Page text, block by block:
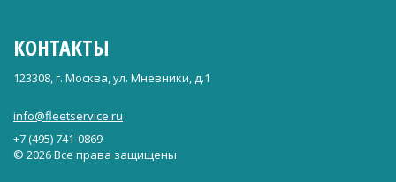
КОНТАКТЫ
123308, г. Москва, ул. Мневники, д.1
info@fleetservice.ru
+7 (495) 741-0869
© 2026 Все права защищены